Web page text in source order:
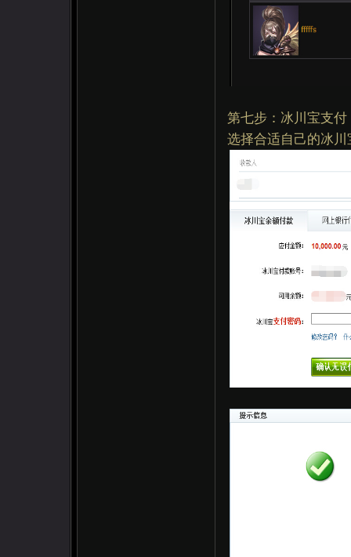
第七步：冰川宝支付
选择合适自己的冰